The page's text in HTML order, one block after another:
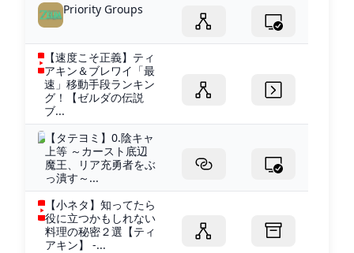
Priority Groups
【速度こそ正義】ティ
アキン＆ブレワイ「最
速」移動手段ランキン
グ！【ゼルダの伝説
ブ...
【タテヨミ】0.陰キャ
上等 ～カースト底辺
魔王、リア充勇者をぶ
っ潰す～...
【小ネタ】知ってたら
役に立つかもしれない
料理の秘密２選【ティ
アキン】 -...